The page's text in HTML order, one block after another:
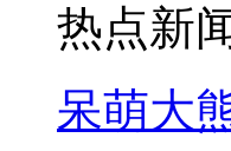
热点新
呆萌大